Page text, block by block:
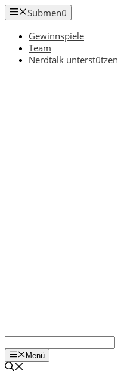
Zum
Inhalt
springen
Submenü
Gewinnspiele
Team
Nerdtalk unterstützen
Menü